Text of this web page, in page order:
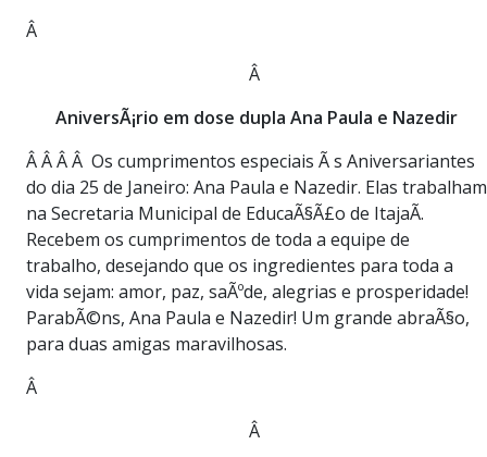
Â
Â
AniversÃ¡rio em dose dupla Ana Paula e Nazedir
Â Â Â Â Os cumprimentos especiais Ã s Aniversariantes
do dia 25 de Janeiro: Ana Paula e Nazedir. Elas trabalham
na Secretaria Municipal de EducaÃ§Ã£o de ItajaÃ­.
Recebem os cumprimentos de toda a equipe de
trabalho, desejando que os ingredientes para toda a
vida sejam: amor, paz, saÃºde, alegrias e prosperidade!
ParabÃ©ns, Ana Paula e Nazedir! Um grande abraÃ§o,
para duas amigas maravilhosas.
Â
Â